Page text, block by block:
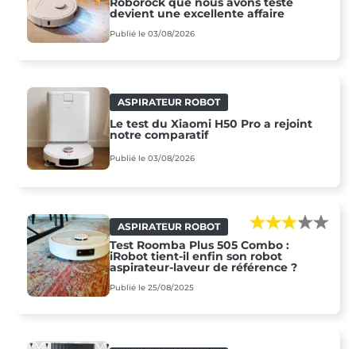
devient une excellente affaire
Publié le 03/08/2026
ASPIRATEUR ROBOT
Le test du Xiaomi H50 Pro a rejoint
notre comparatif
Publié le 03/08/2026
ASPIRATEUR ROBOT
Test Roomba Plus 505 Combo :
iRobot tient-il enfin son robot
aspirateur-laveur de référence ?
Publié le 25/08/2025